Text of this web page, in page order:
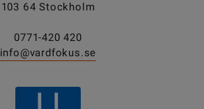
103 64 Stockholm
0771-420 420
info@vardfokus.se